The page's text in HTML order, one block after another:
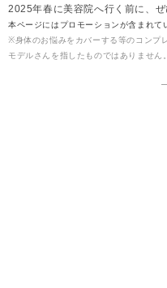
2025年春に美容院へ行く前に、
本ページにはプロモーションが含まれて
※身体のお悩みをカバーする等のコンプ
モデルさんを指したものではありません。